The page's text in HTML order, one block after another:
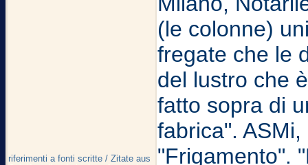
riferimenti a fonti scritte / Zitate aus
(le colonne)
fregate che le
del lustro che
fatto sopra di
fabrica".
"Frigamento".